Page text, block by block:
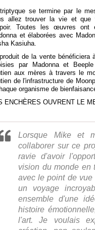
se termine par le
allez trouver la vie et que
Toutes les œuvres
et élaborées avec
Kasiuha.
de la vente bénéficiera
par Madonna et
aux mères à travers le
de l'infrastructure de
organisme de
ENCHÈRES OUVRENT LE
Lorsque Mike et
collaborer sur ce
ravie d'avoir
vision du monde en
avec le point de
un voyage
ensemble d'une
histoire
l'art. Je voulais